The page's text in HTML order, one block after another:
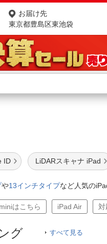
お届け先
東京都豊島区東池袋
客様サポート
用ガイド
ある質問・お問合せ
ID LiDARスキャナ iPad
や13インチタイプなど人気の
はこちら iPad Air 対
グ すべて見る